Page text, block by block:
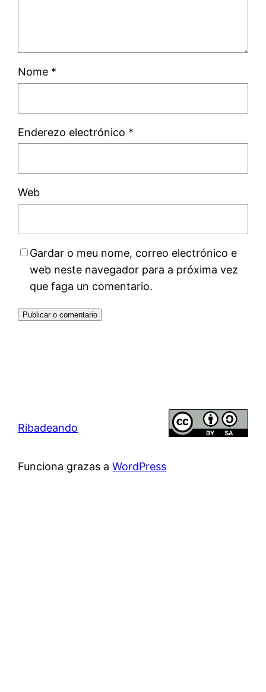
Nome *
Enderezo electrónico *
Web
Gardar o meu nome, correo electrónico e
web neste navegador para a próxima vez
que faga un comentario.
Ribadeando
Funciona grazas aWordPress